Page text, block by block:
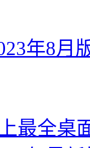
年8月
最全桌